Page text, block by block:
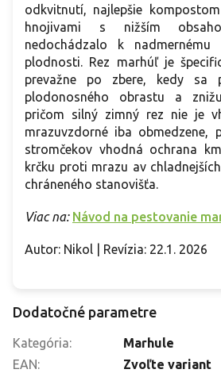
odkvitnutí, najlepšie
hnojivami s nižším
nedochádzalo k
plodnosti. Rez marhúľ je
prevažne po zbere, kedy sa
plodonosného obrastu a
pričom silný zimný rez nie je
mrazuvzdorné iba obmedzene,
stromčekov vhodná ochrana
krčku proti mrazu av
chráneného stanovišťa.
Viac na: Návod na pestovanie
Autor: Nikol | Revízia: 22.1. 2026
Dodatočné parametre
Kategória:
Marhule
EAN:
Zvoľte variant